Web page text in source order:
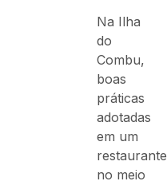
Na Ilha
do
Combu,
boas
práticas
adotadas
em um
restaurante
no meio